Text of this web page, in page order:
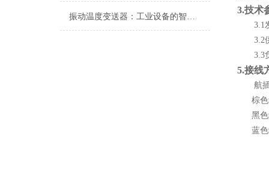
振动温度变送器：工业设备的智能守护者
3.技术
3.1
3.2
3.3
5.接线
航
棕
黑
蓝